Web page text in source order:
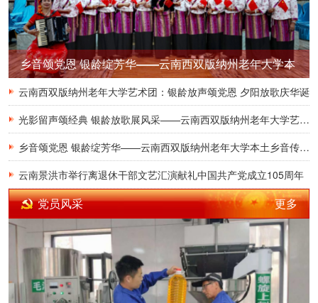
乡音颂党恩 银龄绽芳华——云南西双版纳州老年大学本
土乡音传唱班圆满结业献礼中国共产党成立105周年
云南西双版纳州老年大学艺术团：银龄放声颂党恩 夕阳放歌庆华诞
光影留声颂经典 银龄放歌展风采——云南西双版纳州老年大学艺术团亮相“难忘的旋律”中国电影公益行景洪站选拔赛
乡音颂党恩 银龄绽芳华——云南西双版纳州老年大学本土乡音传唱班圆满结业献礼中国共产党成立105周年
云南景洪市举行离退休干部文艺汇演献礼中国共产党成立105周年
党员风采 更多